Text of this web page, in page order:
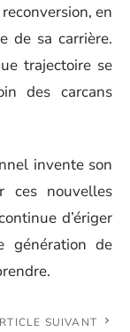
en
de sa carrière.
trajectoire se
des carcans
invente son
ces nouvelles
d’ériger
génération de
SUIVANT